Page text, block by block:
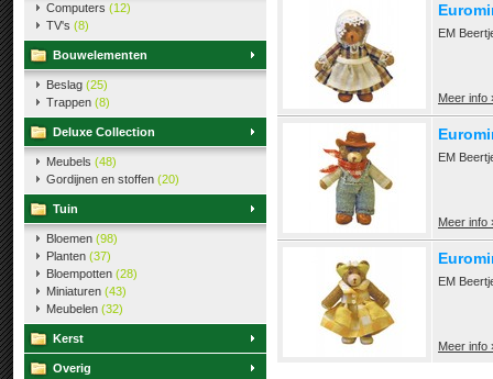
Computers (12)
TV's (8)
Bouwelementen
Beslag (25)
Trappen (8)
Deluxe Collection
Meubels (48)
Gordijnen en stoffen (20)
Tuin
Bloemen (98)
Planten (37)
Bloempotten (28)
Miniaturen (43)
Meubelen (32)
Kerst
Overig
EM
Meer info
EM
Meer info
EM
Meer info